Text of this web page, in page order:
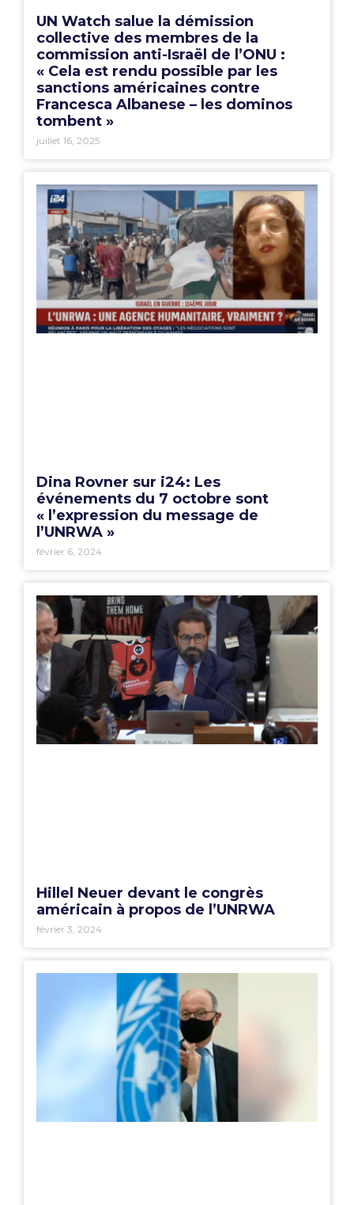
UN Watch salue la démission
collective des membres de la
commission anti-Israël de l’ONU :
« Cela est rendu possible par les
sanctions américaines contre
Francesca Albanese – les dominos
tombent »
juillet 16, 2025
Dina Rovner sur i24: Les
événements du 7 octobre sont
« l’expression du message de
l’UNRWA »
février 6, 2024
Hillel Neuer devant le congrès
américain à propos de l’UNRWA
février 3, 2024